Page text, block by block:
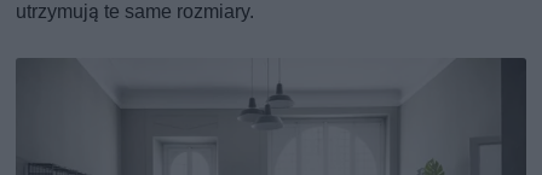
utrzymują te same rozmiary.